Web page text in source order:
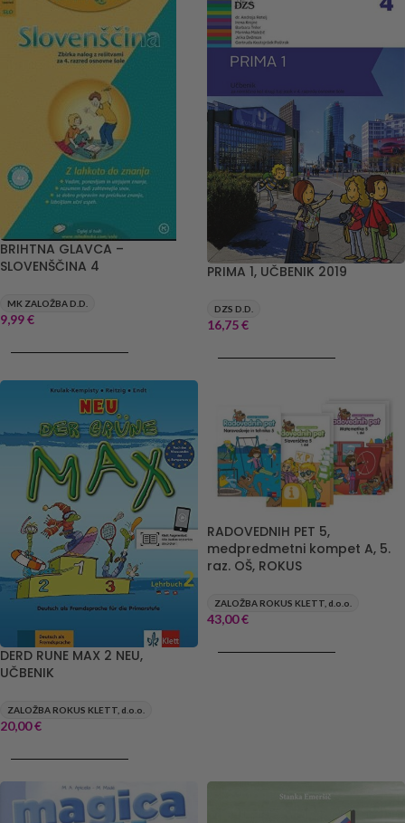
BRIHTNA GLAVCA –
SLOVENŠČINA 4
MK ZALOŽBA D.D.
9,99€
PRIMA 1, UČBENIK 2019
DZS D.D.
16,75€
DERD RUNE MAX 2 NEU,
UČBENIK
ZALOŽBA ROKUS KLETT, d.o.o.
20,00€
RADOVEDNIH PET 5,
medpredmetni kompet A, 5.
raz. OŠ, ROKUS
ZALOŽBA ROKUS KLETT, d.o.o.
43,00€